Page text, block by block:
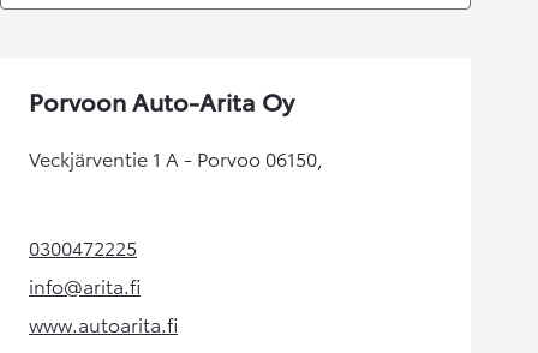
Porvoon Auto-Arita Oy
Veckjärventie 1 A - Porvoo 06150,
0300472225(Aukeaa uudessa välilehdessä)
info@arita.fi(Aukeaa uudessa välilehdessä)
www.autoarita.fi(Aukeaa uudessa välilehdessä)